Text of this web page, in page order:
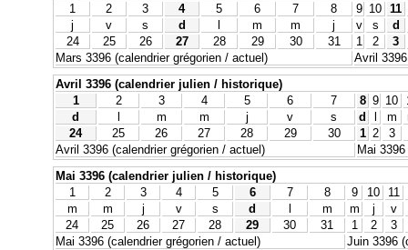
1
2 3 4 5 6 7 8 9 10 11
j
v s d m m j v s
d
24
25 26 27 28 29 30 31 1 2
3
Mars 3396 (calendrier grégorien / actuel)
Avril
Avril 3396 (calendrier julien / historique)
1
2 3 4 5 6 7 8 9 10
d
m m j v s d m
24
25 26 27 28 29 30 1 2
3
Avril 3396 (calendrier grégorien / actuel)
Mai
Mai 3396 (calendrier julien / historique)
1
2 3 4 5 6 7 8 9 10
11
m
m j v s d m m j
v
24
25 26 27 28 29 30 31 1 2
3
Mai 3396 (calendrier grégorien / actuel)
Juin 3396